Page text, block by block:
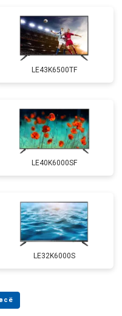
LE43K6500TF
LE40K6000SF
LE32K6000S